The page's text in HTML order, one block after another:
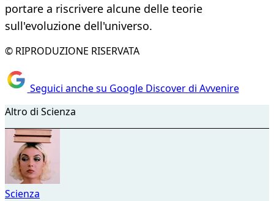
portare a riscrivere alcune delle teorie
sull'evoluzione dell'universo.
© RIPRODUZIONE RISERVATA
Seguici anche su Google Discover di Avvenire
Altro di Scienza
Scienza